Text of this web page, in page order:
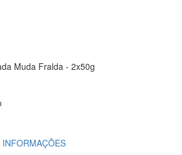
Muda Fralda - 2x50g
INFORMAÇÕES